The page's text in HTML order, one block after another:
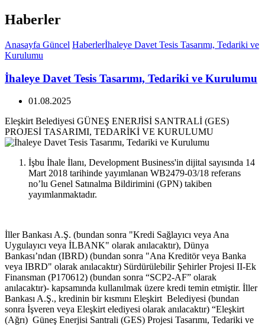
Haberler
Anasayfa Güncel Haberlerİhaleye Davet Tesis Tasarımı, Tedariki ve
Kurulumu
İhaleye Davet Tesis Tasarımı, Tedariki ve Kurulumu
01.08.2025
Eleşkirt Belediyesi GÜNEŞ ENERJİSİ SANTRALİ (GES)
PROJESİ TASARIMI, TEDARİKİ VE KURULUMU
İşbu İhale İlanı, Development Business'in dijital sayısında 14
Mart 2018 tarihinde yayımlanan WB2479-03/18 referans
no’lu Genel Satınalma Bildirimini (GPN) takiben
yayımlanmaktadır.
İller Bankası A.Ş. (bundan sonra "Kredi Sağlayıcı veya Ana
Uygulayıcı veya İLBANK" olarak anılacaktır), Dünya
Bankası’ndan (IBRD) (bundan sonra "Ana Kreditör veya Banka
veya IBRD" olarak anılacaktır) Sürdürülebilir Şehirler Projesi II-Ek
Finansman (P170612) (bundan sonra “SCP2-AF” olarak
anılacaktır)- kapsamında kullanılmak üzere kredi temin etmiştir. İller
Bankası A.Ş., kredinin bir kısmını Eleşkirt Belediyesi (bundan
sonra İşveren veya Eleşkirt elediyesi olarak anılacaktır) “Eleşkirt
(Ağrı) Güneş Enerjisi Santrali (GES) Projesi Tasarımı, Tedariki ve